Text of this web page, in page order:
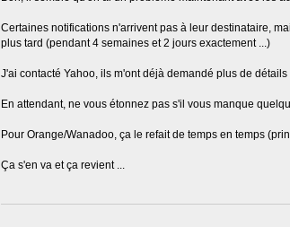
Certaines notifications n'arrivent pas à leur destinataire,
plus tard (pendant 4 semaines et 2 jours exactement ...)
J'ai contacté Yahoo, ils m'ont déjà demandé plus de
En attendant, ne vous étonnez pas s'il vous manque
Pour Orange/Wanadoo, ça le refait de temps en temps
Ça s'en va et ça revient ...